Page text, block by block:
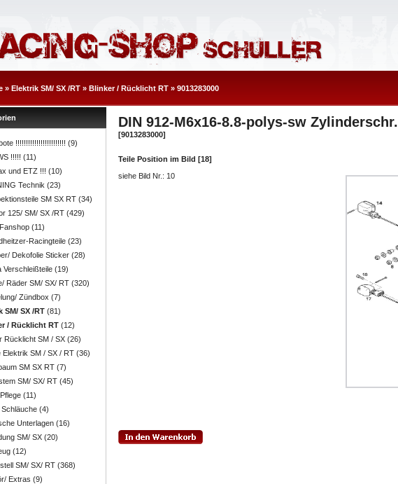
» Elektrik SM/ SX /RT » Blinker / Rücklicht RT » 9013283000
!!!!!!!!!!!!!!!!!!!!!!!! (9)
!!!!! (11)
und ETZ !!! (10)
Technik (23)
SM SX RT (34)
125/ SM/ SX /RT (429)
(11)
Racingteile (23)
Dekofolie Sticker (28)
Verschleißteile (19)
Räder SM/ SX/ RT (320)
Zündbox (7)
SM/ SX /RT (81)
/ Rücklicht RT (12)
Rücklicht SM / SX (26)
Elektrik SM / SX / RT (36)
SM SX RT (7)
SM/ SX/ RT (45)
(11)
Schläuche (4)
Unterlagen (16)
SM/ SX (20)
(12)
SM/ SX/ RT (368)
Extras (9)
DIN 912-M6x16-8.8-polys-sw Zylinderschr.
[9013283000]
Teile Position im Bild [18]
siehe Bild Nr.: 10